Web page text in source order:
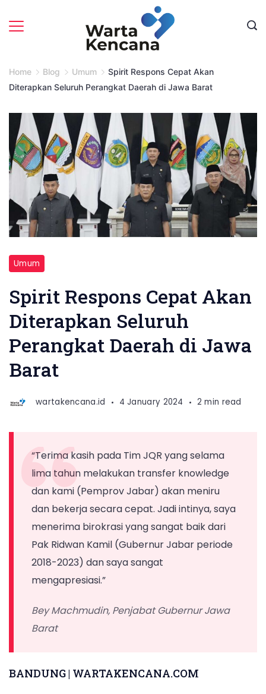
to
Home Blog Umum
Spirit Respons Cepat Akan
Diterapkan Seluruh Perangkat Daerah di Jawa Barat
Umum
Spirit Respons Cepat Akan
Diterapkan Seluruh
Perangkat Daerah di Jawa
Barat
wartakencana.id 4 January 2024 2 min read
“Terima kasih pada Tim JQR yang selama
lima tahun melakukan transfer knowledge
dan kami (Pemprov Jabar) akan meniru
dan bekerja secara cepat. Jadi intinya, saya
menerima birokrasi yang sangat baik dari
Pak Ridwan Kamil (Gubernur Jabar periode
2018-2023) dan saya sangat
mengapresiasi.”
Bey Machmudin, Penjabat Gubernur Jawa
Barat
BANDUNG | WARTAKENCANA.COM